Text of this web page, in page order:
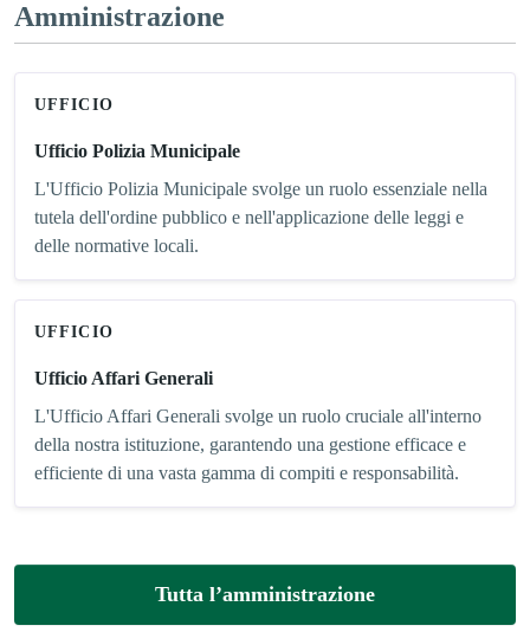
Amministrazione
UFFICIO
Ufficio Polizia Municipale
L'Ufficio Polizia Municipale svolge un ruolo essenziale nella
tutela dell'ordine pubblico e nell'applicazione delle leggi e
delle normative locali.
UFFICIO
Ufficio Affari Generali
L'Ufficio Affari Generali svolge un ruolo cruciale all'interno
della nostra istituzione, garantendo una gestione efficace e
efficiente di una vasta gamma di compiti e responsabilità.
Tutta l’amministrazione